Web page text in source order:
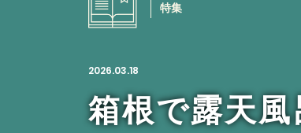
特集
2026.03.18
箱根で露天